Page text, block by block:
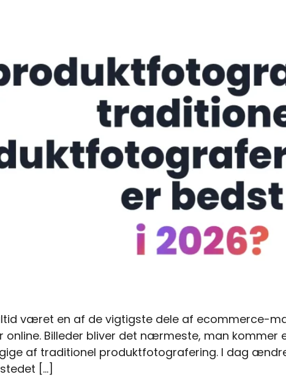
været en af de vigtigste dele af ecommerce-
Billeder bliver det nærmeste, man kommer
af traditionel produktfotografering. I dag
[…]